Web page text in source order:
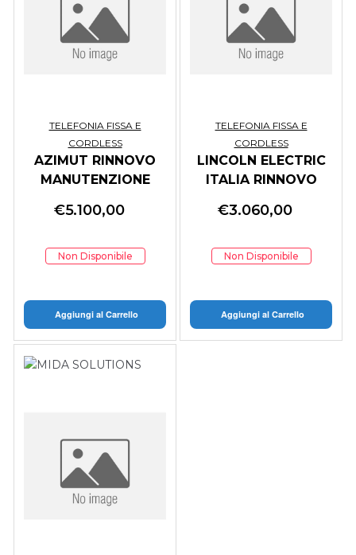
TELEFONIA FISSA E
CORDLESS
AZIMUT RINNOVO
MANUTENZIONE
€5.100,00
Non Disponibile
Aggiungi al Carrello
TELEFONIA FISSA E
CORDLESS
LINCOLN ELECTRIC
ITALIA RINNOVO
€3.060,00
Non Disponibile
Aggiungi al Carrello